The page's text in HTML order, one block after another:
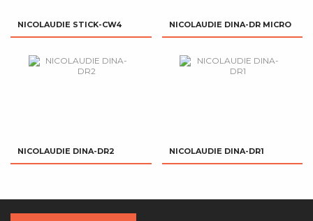
NICOLAUDIE STICK-CW4 NICOLAUDIE DINA-DR MICRO
NICOLAUDIE DINA-DR2 NICOLAUDIE DINA-DR1